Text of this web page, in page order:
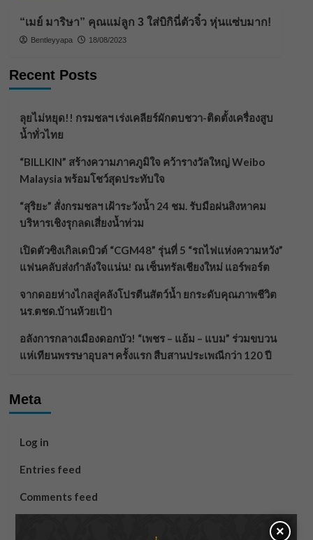
“เมย์ มาริษา” คุณแม่ลูก 3 ใส่บิกินี่ตัวจิ๋ว หุ่นแซ่บมาก!
Bentleyyapa 18/08/2023
Recent Posts
ลุยไม่หยุด!! กรมชลฯ เร่งเคลียร์ผักตบชวา-ติดตั้งเครื่องสูบ
น้ำทั่วไทย
“BILLKIN” สร้างความภาคภูมิใจ คว้ารางวัลใหญ่ Weibo
Malaysia พร้อมโชว์สุดประทับใจ
“สุริยะ” สั่งกรมชลฯ เฝ้าระวังน้ำ 24 ชม. รับมือฝนสิงหาคม
บริหารเชิงรุกลดเสี่ยงน้ำท่วม
เปิดตัวซิงเกิลเดบิวต์ “CGM48” รุ่นที่ 5 “รถไฟแห่งความหวัง”
แฟนคลับส่งกำลังใจแน่น! ณ เซ็นทรัลเชียงใหม่ แอร์พอร์ต
จากดอยห่างไกลสู่คลังโปรตีนสัตว์น้ำ ยกระดับคุณภาพชีวิต
นร.ตชด.บ้านห้วยเป้า
อลังการกลางเมืองดอกบัว! “เพชร – แอ้ม – แบม” ร่วมขบวน
แห่เทียนพรรษาอุบลฯ ครั้งแรก สืบสานประเพณีกว่า 120 ปี
Meta
Log in
Entries feed
Comments feed
×